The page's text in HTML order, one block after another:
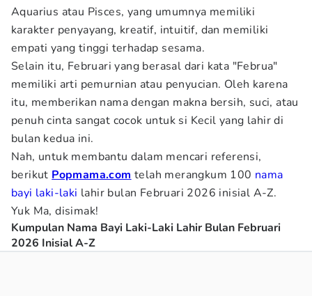
Aquarius atau Pisces, yang umumnya memiliki
karakter penyayang, kreatif, intuitif, dan memiliki
empati yang tinggi terhadap sesama.
Selain itu, Februari yang berasal dari kata "Februa"
memiliki arti pemurnian atau penyucian. Oleh karena
itu, memberikan nama dengan makna bersih, suci, atau
penuh cinta sangat cocok untuk si Kecil yang lahir di
bulan kedua ini.
Nah, untuk membantu dalam mencari referensi,
berikut Popmama.com telah merangkum 100 nama
bayi laki-laki lahir bulan Februari 2026 inisial A-Z.
Yuk Ma, disimak!
Kumpulan Nama Bayi Laki-Laki Lahir Bulan Februari
2026 Inisial A-Z